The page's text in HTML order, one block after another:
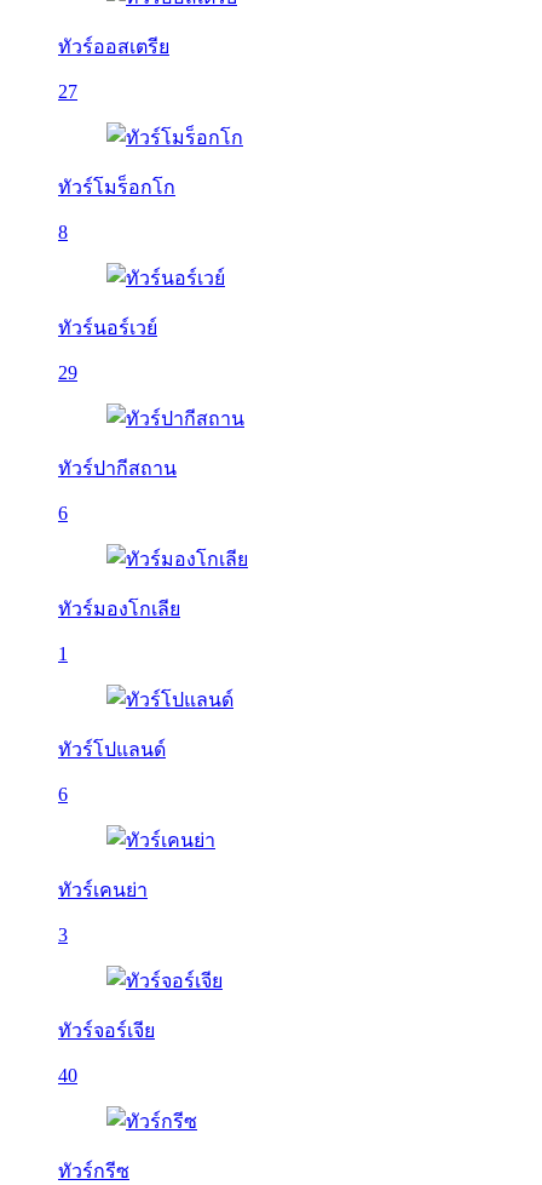
ทัวร์ออสเตรีย
27
ทัวร์โมร็อกโก
8
ทัวร์นอร์เวย์
29
ทัวร์ปากีสถาน
6
ทัวร์มองโกเลีย
1
ทัวร์โปแลนด์
6
ทัวร์เคนย่า
3
ทัวร์จอร์เจีย
40
ทัวร์กรีซ